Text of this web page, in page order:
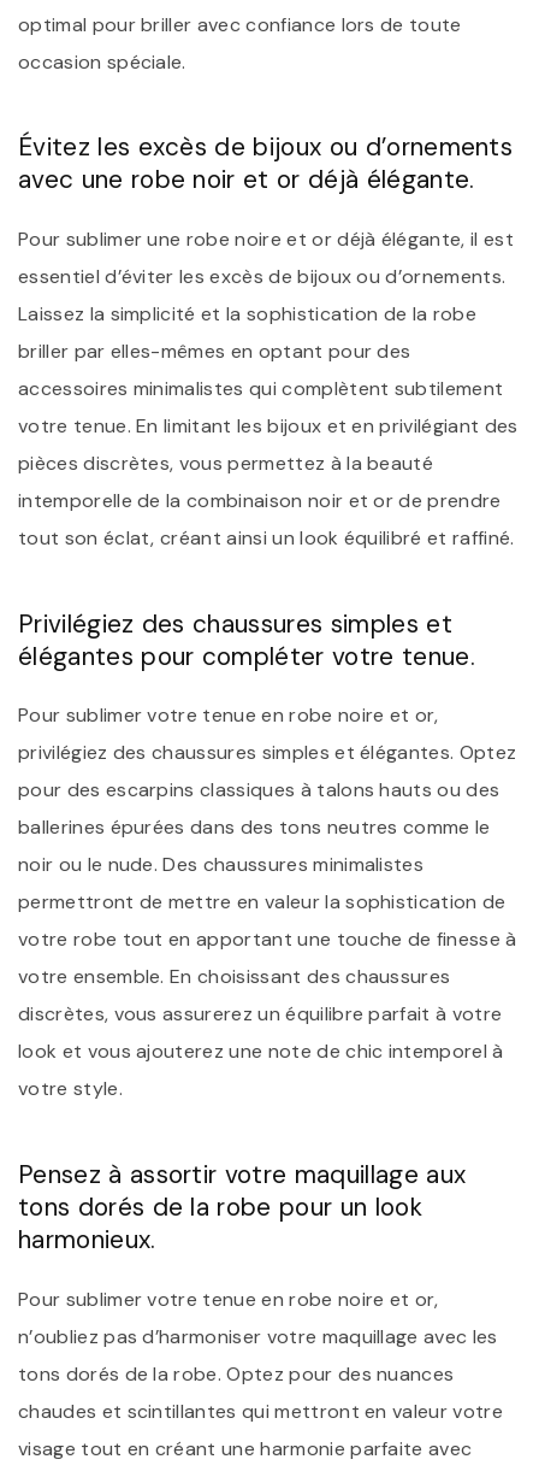
optimal pour briller avec confiance lors de toute
occasion spéciale.
Évitez les excès de bijoux ou d’ornements
avec une robe noir et or déjà élégante.
Pour sublimer une robe noire et or déjà élégante, il est
essentiel d’éviter les excès de bijoux ou d’ornements.
Laissez la simplicité et la sophistication de la robe
briller par elles-mêmes en optant pour des
accessoires minimalistes qui complètent subtilement
votre tenue. En limitant les bijoux et en privilégiant des
pièces discrètes, vous permettez à la beauté
intemporelle de la combinaison noir et or de prendre
tout son éclat, créant ainsi un look équilibré et raffiné.
Privilégiez des chaussures simples et
élégantes pour compléter votre tenue.
Pour sublimer votre tenue en robe noire et or,
privilégiez des chaussures simples et élégantes. Optez
pour des escarpins classiques à talons hauts ou des
ballerines épurées dans des tons neutres comme le
noir ou le nude. Des chaussures minimalistes
permettront de mettre en valeur la sophistication de
votre robe tout en apportant une touche de finesse à
votre ensemble. En choisissant des chaussures
discrètes, vous assurerez un équilibre parfait à votre
look et vous ajouterez une note de chic intemporel à
votre style.
Pensez à assortir votre maquillage aux
tons dorés de la robe pour un look
harmonieux.
Pour sublimer votre tenue en robe noire et or,
n’oubliez pas d’harmoniser votre maquillage avec les
tons dorés de la robe. Optez pour des nuances
chaudes et scintillantes qui mettront en valeur votre
visage tout en créant une harmonie parfaite avec